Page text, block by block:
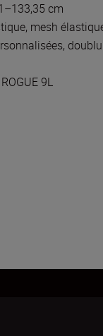
cm
mesh
9L